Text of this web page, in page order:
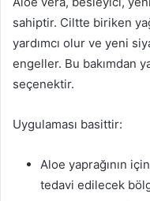
sahiptir. Ciltte biriken
yardımcı olur ve yeni
engeller. Bu bakımdan
seçenektir.
Uygulaması basittir:
Aloe yaprağının
tedavi edilecek